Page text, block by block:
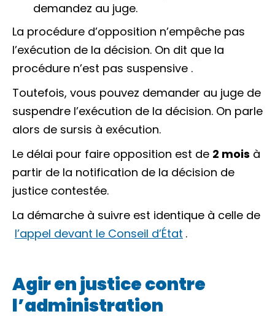
demandez au juge.
La procédure d’opposition n’empêche pas
l’exécution de la décision. On dit que la
procédure n’est pas suspensive .
Toutefois, vous pouvez demander au juge de
suspendre l’exécution de la décision. On parle
alors de sursis à exécution.
Le délai pour faire opposition est de 2 mois à
partir de la notification de la décision de
justice contestée.
La démarche à suivre est identique à celle de
l’appel devant le Conseil d’État .
Agir en justice contre
l’administration